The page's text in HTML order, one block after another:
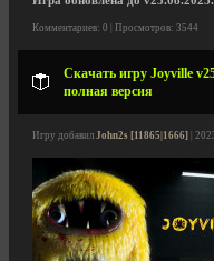
Комментариев: 0 | Просмотров: 3544
Скачать игру Joyville
полная версия
Игру добавил John2s [11865|1666] |